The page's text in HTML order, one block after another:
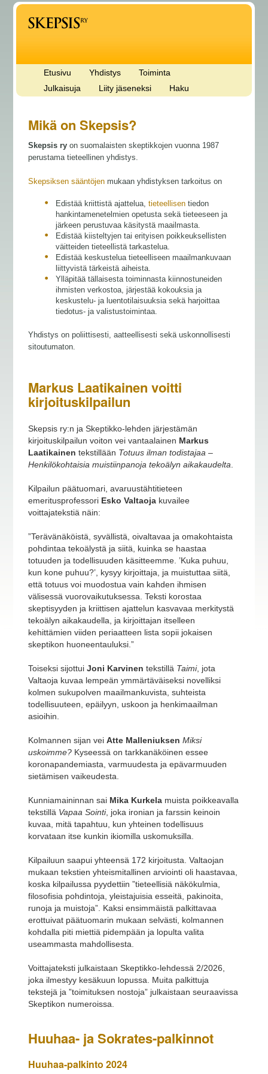
Etusivu Yhdistys
Toiminta
Julkaisuja
Liity jäseneksi Haku
Mikä on Skepsis?
Skepsis ry on suomalaisten skeptikkojen vuonna 1987
perustama tieteellinen yhdistys.
Skepsiksen sääntöjen mukaan yhdistyksen tarkoitus on
Edistää kriittistä ajattelua,tieteellisen tiedon
hankintamenetelmien opetusta sekä tieteeseen ja
järkeen perustuvaa käsitystä maailmasta.
Edistää kiisteltyjen tai erityisen poikkeuksellisten
väitteiden tieteellistä tarkastelua.
Edistää keskustelua tieteelliseen maailmankuvaan
liittyvistä tärkeistä aiheista.
Ylläpitää tällaisesta toiminnasta kiinnostuneiden
ihmisten verkostoa, järjestää kokouksia ja
keskustelu- ja luentotilaisuuksia sekä harjoittaa
tiedotus- ja valistustoimintaa.
Yhdistys on poliittisesti, aatteellisesti sekä uskonnollisesti
sitoutumaton.
Markus Laatikainen voitti
kirjoituskilpailun
Skepsis ry:n ja Skeptikko-lehden järjestämän
kirjoituskilpailun voiton vei vantaalainen Markus
Laatikainen tekstillään Totuus ilman todistajaa –
Henkilökohtaisia muistiinpanoja tekoälyn aikakaudelta
Kilpailun päätuomari, avaruustähtitieteen
emeritusprofessori Esko Valtaoja kuvailee
voittajatekstiä näin:
”Terävänäköistä, syvällistä, oivaltavaa ja omakohtaista
pohdintaa tekoälystä ja siitä, kuinka se haastaa
totuuden ja todellisuuden käsitteemme. ’Kuka puhuu,
kun kone puhuu?’, kysyy kirjoittaja, ja muistuttaa siitä,
että totuus voi muodostua vain kahden ihmisen
välisessä vuorovaikutuksessa. Teksti korostaa
skeptisyyden ja kriittisen ajattelun kasvavaa merkitystä
tekoälyn aikakaudella, ja kirjoittajan itselleen
kehittämien viiden periaatteen lista sopii jokaisen
skeptikon huoneentauluksi.”
Toiseksi sijottuiJoni Karvinen tekstillä Taimi, jota
Valtaoja kuvaa lempeän ymmärtäväiseksi novelliksi
kolmen sukupolven maailmankuvista, suhteista
todellisuuteen, epäilyyn, uskoon ja henkimaailman
asioihin.
Kolmannen sijan veiAtte Malleniuksen Miksi
uskoimme? Kyseessä on tarkkanäköinen essee
koronapandemiasta, varmuudesta ja epävarmuuden
sietämisen vaikeudesta.
Kunniamaininnan sai Mika Kurkela muista poikkeavalla
tekstillä Vapaa Sointi, joka ironian ja farssin keinoin
kuvaa, mitä tapahtuu, kun yhteinen todellisuus
korvataan itse kunkin ikiomilla uskomuksilla.
Kilpailuun saapui yhteensä 172 kirjoitusta. Valtaojan
mukaan tekstien yhteismitallinen arviointi oli haastavaa,
koska kilpailussa pyydettiin ”tieteellisiä näkökulmia,
filosofisia pohdintoja, yleistajuisia esseitä, pakinoita,
runoja ja muistoja”. Kaksi ensimmäistä palkittavaa
erottuivat päätuomarin mukaan selvästi, kolmannen
kohdalla piti miettiä pidempään ja lopulta valita
useammasta mahdollisesta.
Voittajateksti julkaistaan Skeptikko-lehdessä 2/2026,
joka ilmestyy kesäkuun lopussa. Muita palkittuja
tekstejä ja ”toimituksen nostoja” julkaistaan seuraavissa
Skeptikon numeroissa.
Huuhaa- ja Sokrates-palkinnot
Huuhaa-palkinto 2024